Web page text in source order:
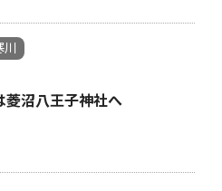
菱沼八王子神社へ